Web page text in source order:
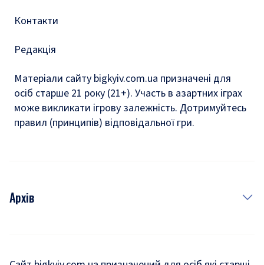
Контакти
Редакція
Матеріали сайту bigkyiv.com.ua призначені для
осіб старше 21 року (21+). Участь в азартних іграх
може викликати ігрову залежність. Дотримуйтесь
правил (принципів) відповідальної гри.
Архів